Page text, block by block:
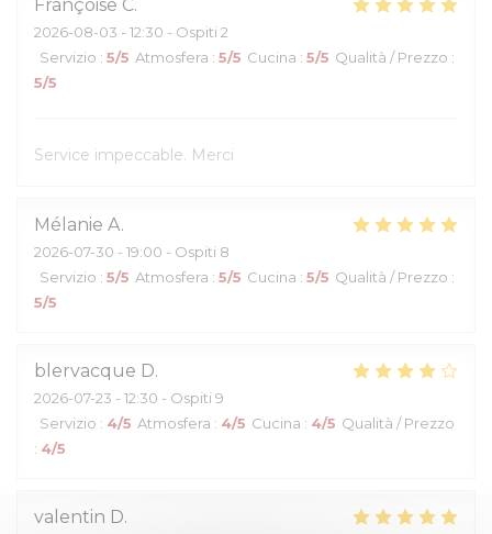
Françoise C
2026-08-03 - 12:30 - Ospiti 2
Servizio : 5/5 Atmosfera : 5/5 Cucina : 5/5 Qualità / Prezzo :
5/5
Service impeccable. Merci
Mélanie A
2026-07-30 - 19:00 - Ospiti 8
Servizio : 5/5 Atmosfera : 5/5 Cucina : 5/5 Qualità / Prezzo :
5/5
blervacque D
2026-07-23 - 12:30 - Ospiti 9
Servizio : 4/5 Atmosfera : 4/5 Cucina : 4/5 Qualità / Prezzo
: 4/5
valentin D